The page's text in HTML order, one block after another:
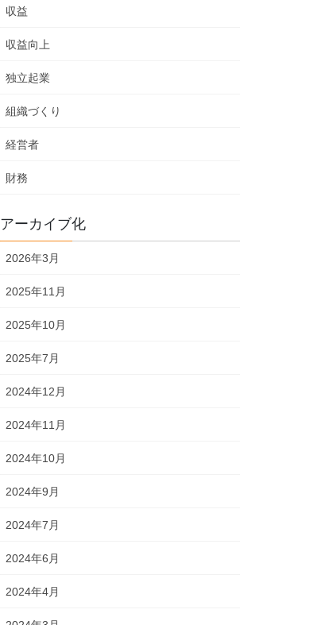
収益
収益向上
独立起業
組織づくり
経営者
財務
アーカイブ化
2026年3月
2025年11月
2025年10月
2025年7月
2024年12月
2024年11月
2024年10月
2024年9月
2024年7月
2024年6月
2024年4月